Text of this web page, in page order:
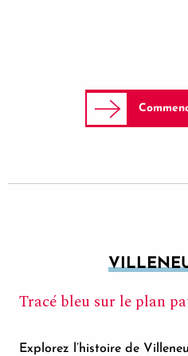
Tracé bleu sur le plan
Explorez l’histoire de